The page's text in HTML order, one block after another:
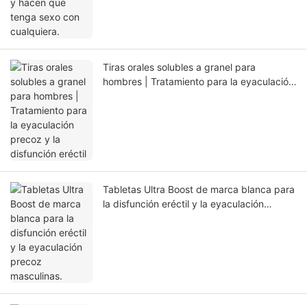
Tiras orales solubles a granel para
hombres | Tratamiento para la eyaculación
Tabletas Ultra Boost de marca blanca para
la disfunción eréctil y la eyaculación